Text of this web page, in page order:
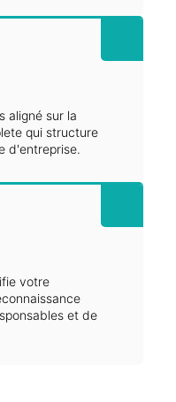
aligné sur la
qui structure
d'entreprise.
votre
et de